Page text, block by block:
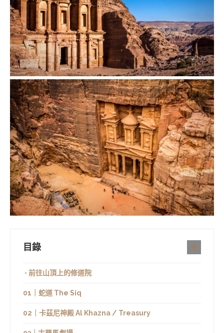
目錄
◦ 前往山頂上的修道院
01｜蛇道 The Siq
02｜卡茲尼神殿 Al Khazna / Treasury